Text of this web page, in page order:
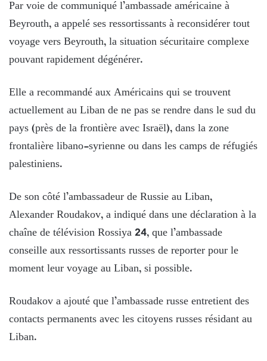
Par voie de communiqué l’ambassade américaine à
Beyrouth, a appelé ses ressortissants à reconsidérer tout
voyage vers Beyrouth, la situation sécuritaire complexe
pouvant rapidement dégénérer.
Elle a recommandé aux Américains qui se trouvent
actuellement au Liban de ne pas se rendre dans le sud du
pays (près de la frontière avec Israël), dans la zone
frontalière libano-syrienne ou dans les camps de réfugiés
palestiniens.
De son côté l’ambassadeur de Russie au Liban,
Alexander Roudakov, a indiqué dans une déclaration à la
chaîne de télévision Rossiya 24, que l’ambassade
conseille aux ressortissants russes de reporter pour le
moment leur voyage au Liban, si possible.
Roudakov a ajouté que l’ambassade russe entretient des
contacts permanents avec les citoyens russes résidant au
Liban.